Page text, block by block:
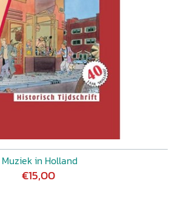
Muziek in Holland
€15,00